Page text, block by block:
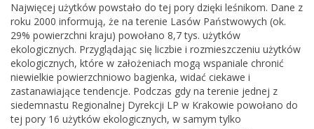
Najwięcej użytków powstało do tej pory dzięki leśnikom. Dane z
roku 2000 informują, że na terenie Lasów Państwowych (ok.
29% powierzchni kraju) powołano 8,7 tys. użytków
ekologicznych. Przyglądając się liczbie i rozmieszczeniu użytków
ekologicznych, które w założeniach mogą wspaniale chronić
niewielkie powierzchniowo bagienka, widać ciekawe i
zastanawiające tendencje. Podczas gdy na terenie jednej z
siedemnastu Regionalnej Dyrekcji LP w Krakowie powołano do
tej pory 16 użytków ekologicznych, w samym tylko